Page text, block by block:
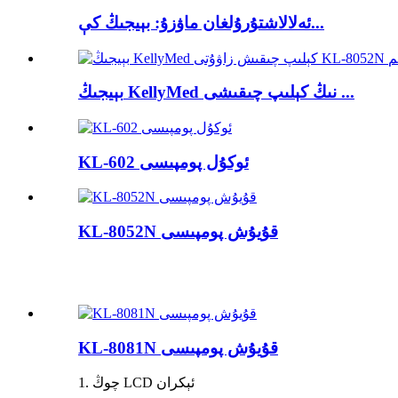
ئەلالاشتۇرۇلغان ماۋزۇ: بېيجىڭ كې...
بېيجىڭ KellyMed نىڭ كېلىپ چىقىشى ...
KL-602 ئوكۇل پومپىسى
KL-8052N قۇيۇش پومپىسى
KL-8081N قۇيۇش پومپىسى
1. چوڭ LCD ئېكران